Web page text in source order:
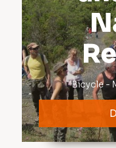
Bicycle -